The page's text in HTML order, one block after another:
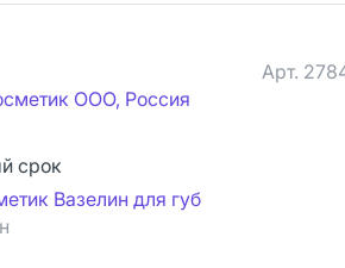
Арт.
ООО, Россия
срок
Вазелин для губ